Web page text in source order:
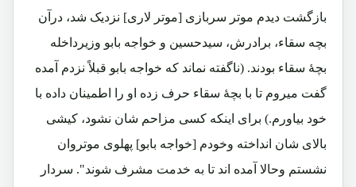
بازگشت دیدم موتر سربازی [موتر لاری] نزدیک شد، درآن
بچه سقاء، برادرش، سیدحسین و خواجه بابو وزیرداخله
بچۀ سقاء بودند. (ناگفته نماند که خواجه بابو قبلاً نزدم آمده
گفت میروم تا با بچۀ سقاء حرف زده او را اطمینان داده با
خود بیاورم.) برای اینکه کسی مزاحم شان نشود، کیشی
بالای شان انداخته وخودم [خواجه بابو] پهلوی موتروان
نشستم وحالا آمده اند تا به خدمت مشرف شوند". سردار